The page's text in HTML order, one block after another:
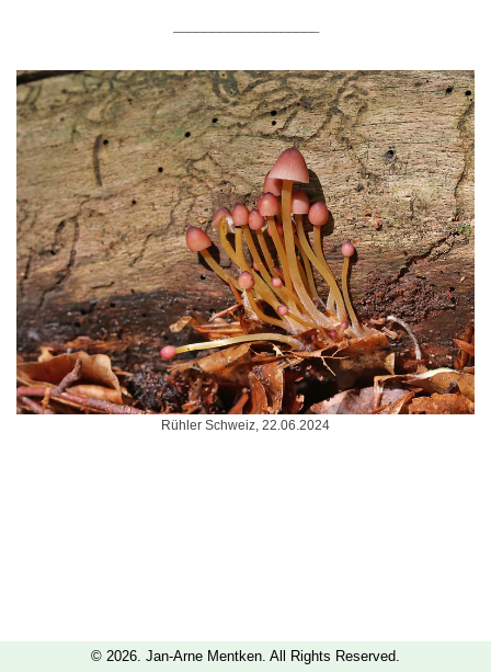
Rühler Schweiz, 22.06.2024
© 2026. Jan-Arne Mentken. All Rights Reserved.